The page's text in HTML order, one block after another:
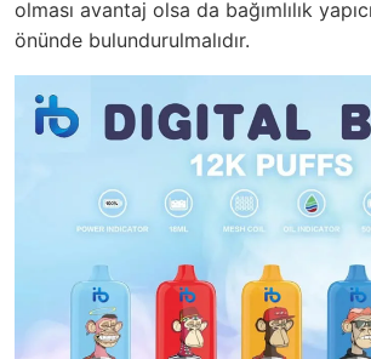
olması avantaj olsa da bağımlılık
önünde bulundurulmalıdır.